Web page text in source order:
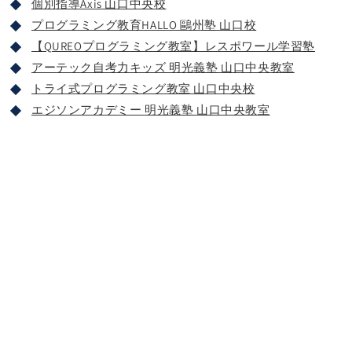
個別指導Axis 山口中央校
プログラミング教育HALLO 鷗州塾 山口校
【QUREOプログラミング教室】レスポワール学習塾
アーテック自考力キッズ 明光義塾 山口中央教室
トライ式プログラミング教室 山口中央校
エジソンアカデミー 明光義塾 山口中央教室